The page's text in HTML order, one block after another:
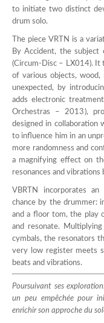
to initiate two distinct
drum solo.
The piece VRTN is a
By Accident, the subject
(Circum-Disc – LX014). It
of various objects, wood,
unexpected, by
adds electronic
Orchestras – 2013 ),
designed in collaboration
to influence him in an
more randomness and
a magnifying effect on
resonances and
VBRTN incorporates
chance by the drummer:
and a floor tom, the play
and resonate.
cymbals, the resonators
very low register meets
beats and vibrations.
Poursuivant ses
un peu empêchée pour
enrichir son approche du